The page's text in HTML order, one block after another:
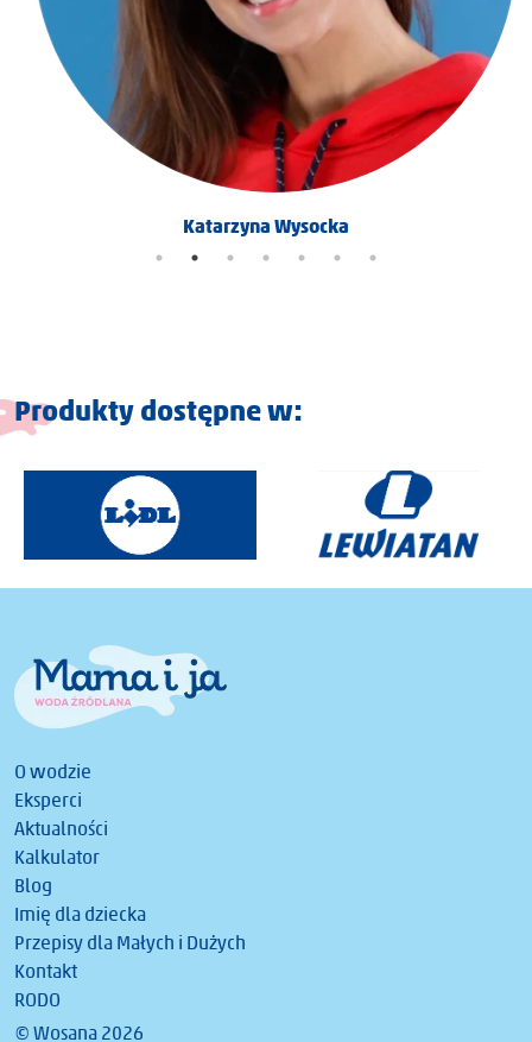
Katarzyna Wysocka
Produkty dostępne w:
O wodzie
Eksperci
Aktualności
Kalkulator
Blog
Imię dla dziecka
Przepisy dla Małych i Dużych
Kontakt
RODO
© Wosana 2026